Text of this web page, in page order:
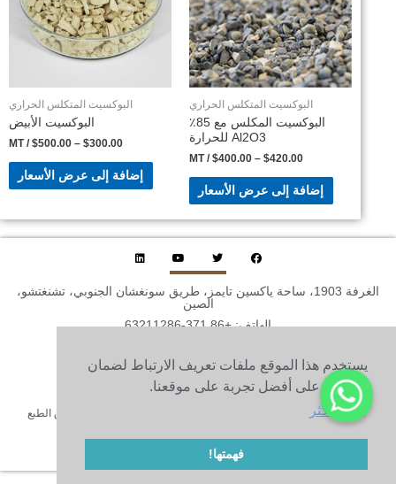
يستخدم هذا الموقع ملفات تعريف الارتباط لضمان
حصولك على أفضل تجربة على موقعنا.
يتعلم أكثر
فهمتها!
البوكسيت المتكلس الحراري
البوكسيت المكلس مع 85٪
Al2O3 للحرارة
$420.00
–
$400.00
/ MT
إضافة إلى عرض الأسعار
البوكسيت المتكلس الحراري
البوكسيت الأبيض
$300.00
–
$500.00
/ MT
إضافة إلى عرض الأسعار
الغرفة 1903، ساحة ياكسين تايمز، طريق سونغشان الجنوبي، تشنغتشو،
الصين
الهاتف: +86 371-63211286
الفاكس: +86-371-60305637
الهاتف: +86 15890627213
© 2010-2020 شركة Henan Sicheng Abrasives Tech Co., Ltd. حقوق الطبع
خريطة الموقع